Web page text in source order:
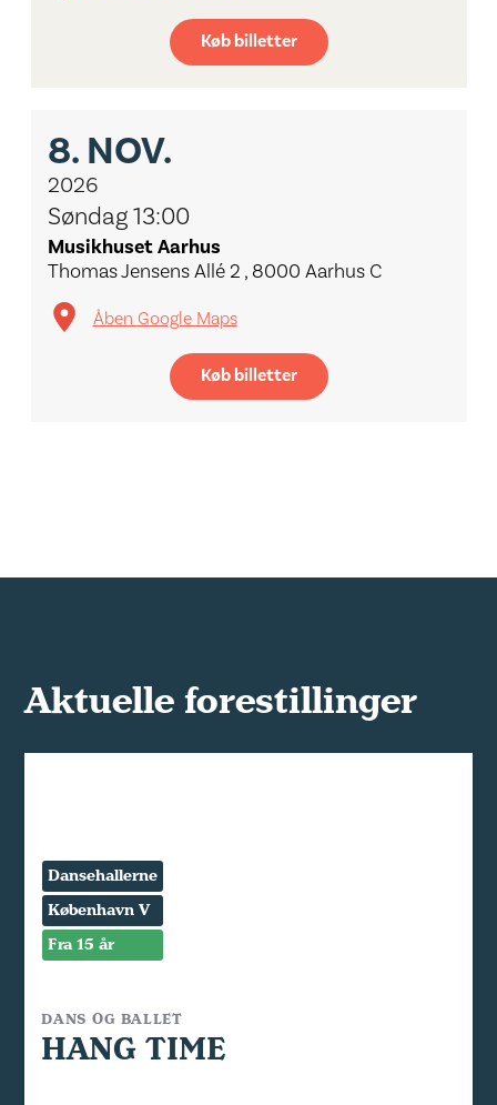
Køb billetter
8. NOV.
2026
Søndag 13:00
Musikhuset Aarhus
Thomas Jensens Allé 2 , 8000 Aarhus C
Åben Google Maps
Køb billetter
Aktuelle forestillinger
Dansehallerne
København V
Fra 15 år
DANS OG BALLET
HANG TIME